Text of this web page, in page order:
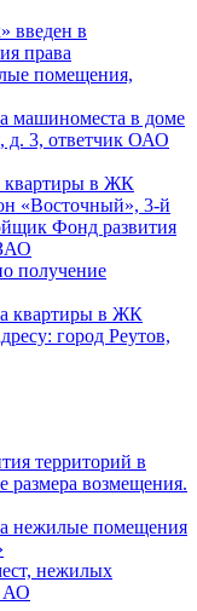
введен в
права
помещения,
машиноместа в доме
д. 3, ответчик ОАО
квартиры в ЖК
«Восточный», 3-й
Фонд развития
получение
квартиры в ЖК
город Реутов,
территорий в
размера возмещения.
нежилые помещения
нежилых
АО